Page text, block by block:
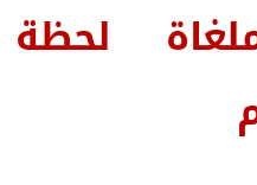
لحظة